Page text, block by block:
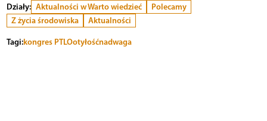
Działy: Aktualności w Warto wiedzieć
Polecamy
Z życia środowiska
Aktualności
Tagi:kongres PTLOotyłośćnadwaga